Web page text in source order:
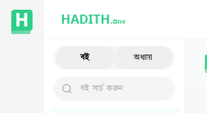
HADITH.One
বই অধ্যায়